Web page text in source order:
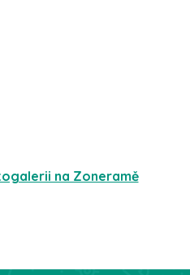
na Zoneramě